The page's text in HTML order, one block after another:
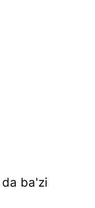
da ba'zi